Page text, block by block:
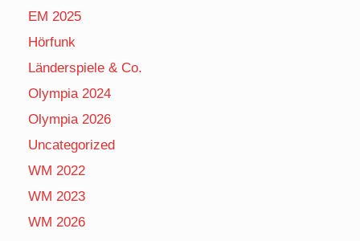
EM 2025
Hörfunk
Länderspiele & Co.
Olympia 2024
Olympia 2026
Uncategorized
WM 2022
WM 2023
WM 2026